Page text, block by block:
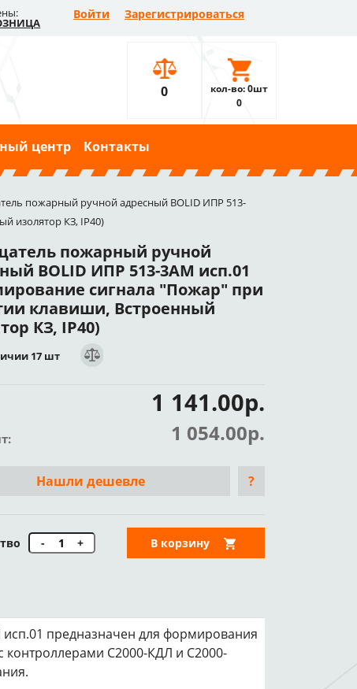
Войти Зарегистрироваться
0
кол-во: 0шт
0
центр Контакты
пожарный ручной адресный BOLID ИПР 513-
изолятор КЗ, IP40)
пожарный ручной
BOLID ИПР 513-3АМ исп.01
сигнала "Пожар" при
клавиши, Встроенный
КЗ, IP40)
17 шт
1 141.00р.
1 054.00р.
Нашли дешевле ?
- + В корзину
предназначен для формирования
С2000-КДЛ и С2000-